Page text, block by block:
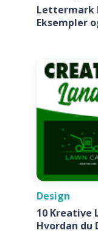
Lettermark
Eksempler
Design
10 Kreative
Hvordan du